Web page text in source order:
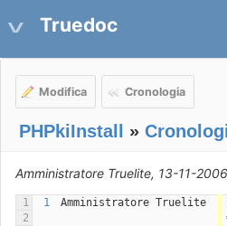
Truedoc
Modifica Cronologia
PHPkiInstall »
Amministratore Truelite, 13-11-
1 1 Amministratore Truelite
2